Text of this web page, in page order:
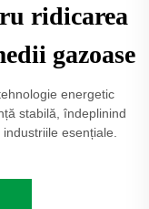
ridicarea
gazoase
energetic
stabilă, îndeplinind
esențiale.